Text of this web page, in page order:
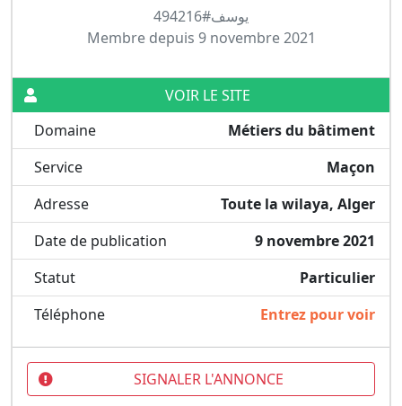
يوسف#494216
Membre depuis 9 novembre 2021
VOIR LE SITE
Domaine
Métiers du bâtiment
Service
Maçon
Adresse
Toute la wilaya, Alger
Date de publication
9 novembre 2021
Statut
Particulier
Téléphone
Entrez pour voir
SIGNALER L'ANNONCE